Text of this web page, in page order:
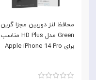
محافظ لنز دوربین مجزا گرین
Green مدل HD Plus مناسب
برای Apple iPhone 14 Pro